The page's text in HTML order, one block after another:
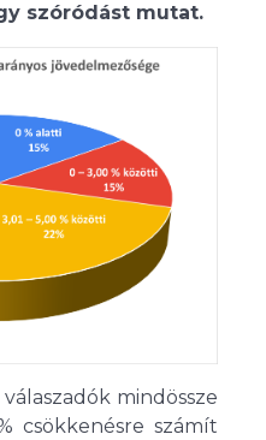
szóródást mutat.
mindössze
csökkenésre számít